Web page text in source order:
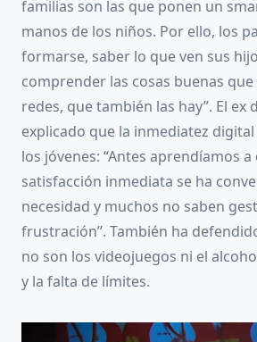
familias son las que ponen un
manos de los niños. Por ello, los
formarse, saber lo que ven sus
comprender las cosas buenas
redes, que también las hay”. El ex
explicado que la inmediatez
los jóvenes: “Antes aprendíamos
satisfacción inmediata se ha
necesidad y muchos no saben
frustración”. También ha
no son los videojuegos ni el
y la falta de límites.